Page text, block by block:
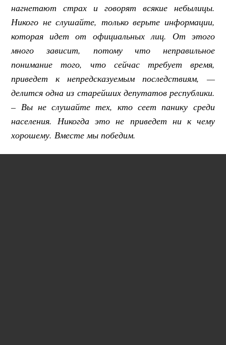
нагнетают страх и говорят всякие небылицы.
Никого не слушайте, только верьте информации,
которая идет от официальных лиц. От этого
много зависит, потому что неправильное
понимание того, что сейчас требует время,
приведет к непредсказуемым последствиям, —
делится одна из старейших депутатов республики.
– Вы не слушайте тех, кто сеет панику среди
населения. Никогда это не приведет ни к чему
хорошему. Вместе мы победим.